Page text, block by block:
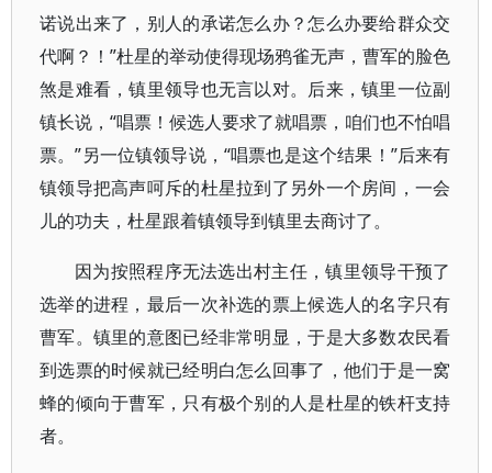
诺说出来了，别人的承诺怎么办？怎么办要给群众交
代啊？！”杜星的举动使得现场鸦雀无声，曹军的脸色
煞是难看，镇里领导也无言以对。后来，镇里一位副
镇长说，“唱票！候选人要求了就唱票，咱们也不怕唱
票。”另一位镇领导说，“唱票也是这个结果！”后来有
镇领导把高声呵斥的杜星拉到了另外一个房间，一会
儿的功夫，杜星跟着镇领导到镇里去商讨了。
因为按照程序无法选出村主任，镇里领导干预了
选举的进程，最后一次补选的票上候选人的名字只有
曹军。镇里的意图已经非常明显，于是大多数农民看
到选票的时候就已经明白怎么回事了，他们于是一窝
蜂的倾向于曹军，只有极个别的人是杜星的铁杆支持
者。